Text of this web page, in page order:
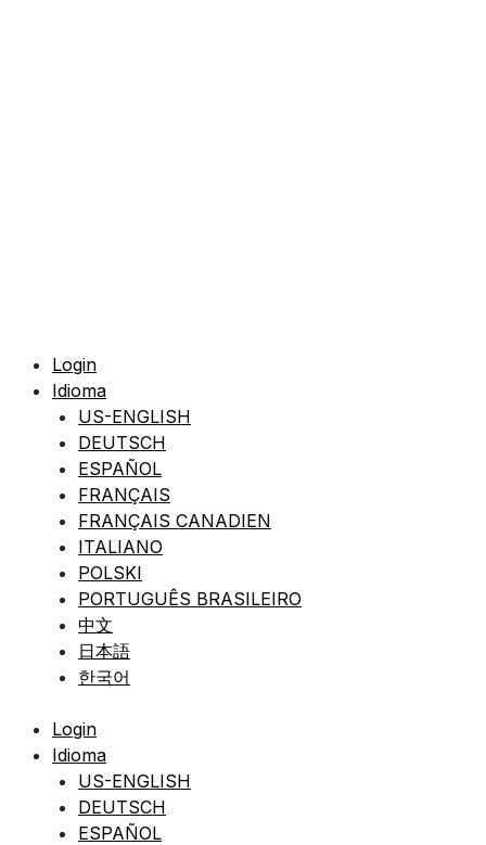
Login
Idioma
US-ENGLISH
DEUTSCH
ESPAÑOL
FRANÇAIS
FRANÇAIS CANADIEN
ITALIANO
POLSKI
PORTUGUÊS BRASILEIRO
中文
日本語
한국어
Login
Idioma
US-ENGLISH
DEUTSCH
ESPAÑOL